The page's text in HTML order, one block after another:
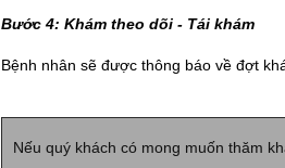
Bước 4: Khám theo dõi - Tái khám
Bệnh nhân sẽ được thông báo về đợt
Nếu quý khách có mong muốn thăm